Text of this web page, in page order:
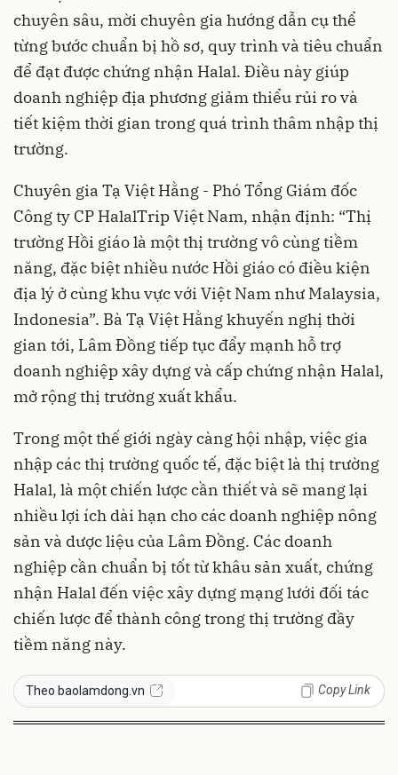
chuyên sâu, mời chuyên gia hướng dẫn cụ thể
từng bước chuẩn bị hồ sơ, quy trình và tiêu chuẩn
để đạt được chứng nhận Halal. Điều này giúp
doanh nghiệp địa phương giảm thiểu rủi ro và
tiết kiệm thời gian trong quá trình thâm nhập thị
trường.
Chuyên gia Tạ Việt Hằng - Phó Tổng Giám đốc
Công ty CP HalalTrip Việt Nam, nhận định: “Thị
trường Hồi giáo là một thị trường vô cùng tiềm
năng, đặc biệt nhiều nước Hồi giáo có điều kiện
địa lý ở cùng khu vực với Việt Nam như Malaysia,
Indonesia”. Bà Tạ Việt Hằng khuyến nghị thời
gian tới, Lâm Đồng tiếp tục đẩy mạnh hỗ trợ
doanh nghiệp xây dựng và cấp chứng nhận Halal,
mở rộng thị trường xuất khẩu.
Trong một thế giới ngày càng hội nhập, việc gia
nhập các thị trường quốc tế, đặc biệt là thị trường
Halal, là một chiến lược cần thiết và sẽ mang lại
nhiều lợi ích dài hạn cho các doanh nghiệp nông
sản và dược liệu của Lâm Đồng. Các doanh
nghiệp cần chuẩn bị tốt từ khâu sản xuất, chứng
nhận Halal đến việc xây dựng mạng lưới đối tác
chiến lược để thành công trong thị trường đầy
tiềm năng này.
Theo baolamdong.vn Copy Link